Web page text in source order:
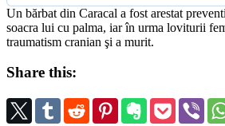
Un bărbat din Caracal a fost arestat
soacra lui cu palma, iar în urma loviturii
traumatism cranian şi a murit.
Share this: